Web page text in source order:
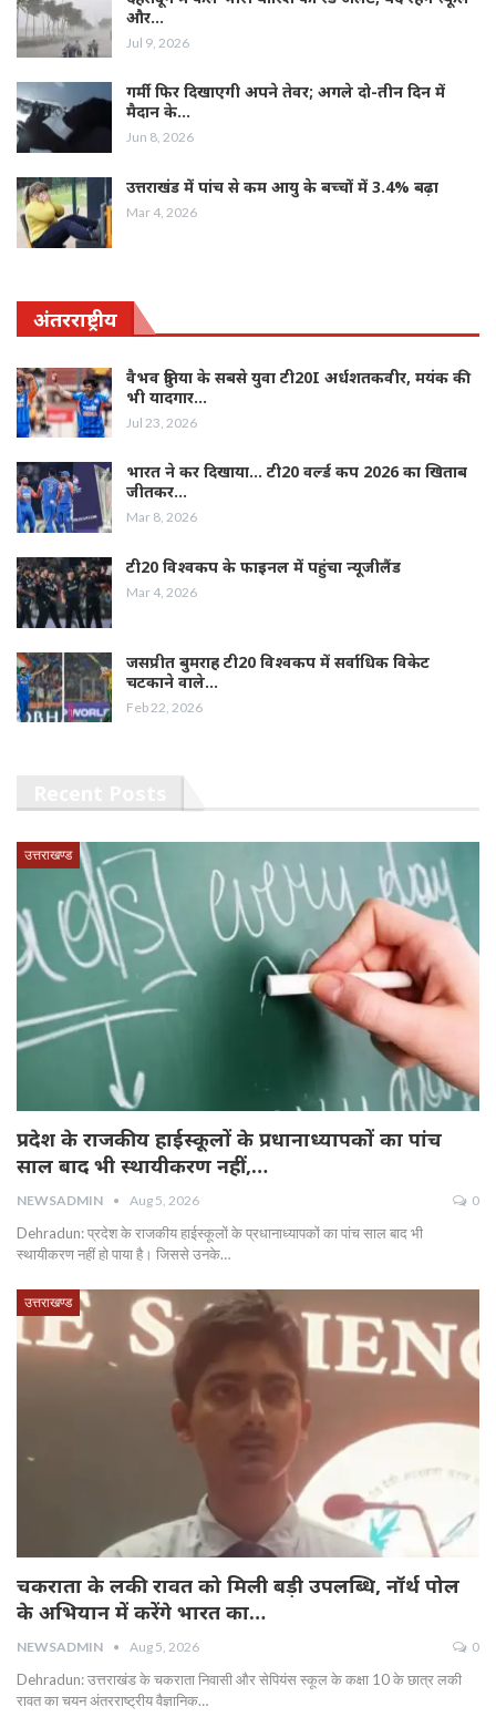
और…
Jul 9, 2026
गर्मी फिर दिखाएगी अपने तेवर; अगले दो-तीन दिन में
मैदान के…
Jun 8, 2026
उत्तराखंड में पांच से कम आयु के बच्चों में 3.4% बढ़ा
Mar 4, 2026
अंतरराष्ट्रीय
वैभव दुनिया के सबसे युवा टी20I अर्धशतकवीर, मयंक की
भी यादगार…
Jul 23, 2026
भारत ने कर दिखाया… टी20 वर्ल्‍ड कप 2026 का खिताब
जीतकर…
Mar 8, 2026
टी20 विश्वकप के फाइनल में पहुंचा न्यूजीलैंड
Mar 4, 2026
जसप्रीत बुमराह टी20 विश्वकप में सर्वाधिक विकेट
चटकाने वाले…
Feb 22, 2026
उत्तराखण्ड
प्रदेश के राजकीय हाईस्कूलों के प्रधानाध्यापकों का पांच
साल बाद भी स्थायीकरण नहीं,…
NEWSADMIN Aug 5, 2026 0
Dehradun: प्रदेश के राजकीय हाईस्कूलों के प्रधानाध्यापकों का पांच साल बाद भी
स्थायीकरण नहीं हो पाया है। जिससे उनके…
उत्तराखण्ड
चकराता के लकी रावत को मिली बड़ी उपलब्धि, नॉर्थ पोल
के अभियान में करेंगे भारत का…
NEWSADMIN Aug 5, 2026 0
Dehradun: उत्तराखंड के चकराता निवासी और सेपियंस स्कूल के कक्षा 10 के छात्र लकी
रावत का चयन अंतरराष्ट्रीय वैज्ञानिक…